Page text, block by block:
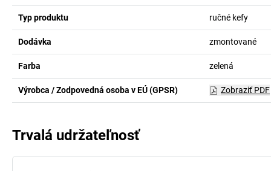
Typ produktu ručné kefy
Dodávka zmontované
Farba zelená
Výrobca / Zodpovedná osoba v EÚ (GPSR) Zobraziť PDF
Trvalá udržateľnosť